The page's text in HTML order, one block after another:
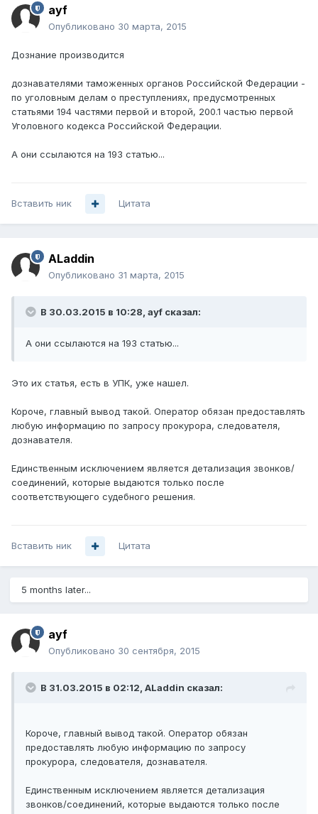
ayf
Опубликовано 30 марта, 2015
Дознание производится
дознавателями таможенных органов Российской Федерации -
по уголовным делам о преступлениях, предусмотренных
статьями 194 частями первой и второй, 200.1 частью первой
Уголовного кодекса Российской Федерации.
А они ссылаются на 193 статью...
Вставить ник Цитата
ALaddin
Опубликовано 31 марта, 2015
В 30.03.2015 в 10:28, ayf сказал:
А они ссылаются на 193 статью...
Это их статья, есть в УПК, уже нашел.
Короче, главный вывод такой. Оператор обязан предоставлять
любую информацию по запросу прокурора, следователя,
дознавателя.
Единственным исключением является детализация звонков/
соединений, которые выдаются только после
соответствующего судебного решения.
Вставить ник Цитата
5 months later...
ayf
Опубликовано 30 сентября, 2015
В 31.03.2015 в 02:12, ALaddin сказал:
Короче, главный вывод такой. Оператор обязан
предоставлять любую информацию по запросу
прокурора, следователя, дознавателя.
Единственным исключением является детализация
звонков/соединений, которые выдаются только после